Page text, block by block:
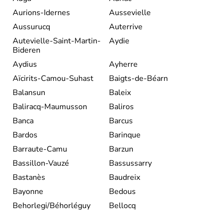
Aurions-Idernes
Aussevielle
Aussurucq
Auterrive
Autevielle-Saint-Martin-
Bideren
Aydie
Aydius
Ayherre
Aïcirits-Camou-Suhast
Baigts-de-Béarn
Balansun
Baleix
Baliracq-Maumusson
Baliros
Banca
Barcus
Bardos
Barinque
Barraute-Camu
Barzun
Bassillon-Vauzé
Bassussarry
Bastanès
Baudreix
Bayonne
Bedous
Behorlegi/Béhorléguy
Bellocq